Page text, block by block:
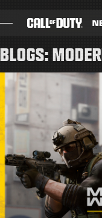
BLOG
NOTAS DEL PARCHE
JUEGOS
NOTICIAS
BLOGS: